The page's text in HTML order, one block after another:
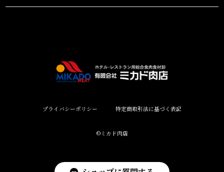
プライバシーポリシー 特定商取引法に基づく表記
©︎ミカド肉店